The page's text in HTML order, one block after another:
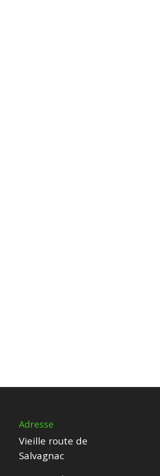
Adresse
Vieille route de
Salvagnac